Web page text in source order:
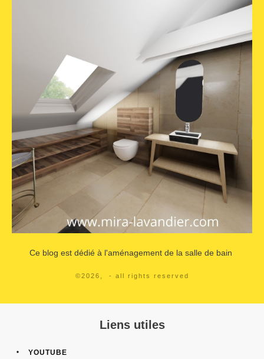
Ce blog est dédié à l'aménagement de la salle de bain
©2026 - all rights reserved
Liens utiles
YOUTUBE